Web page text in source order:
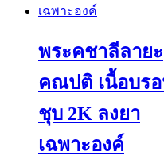
พระคชาลีลายะ
คณปติ เนื้อบร
ชุบ 2K ลงยา
เฉพาะองค์